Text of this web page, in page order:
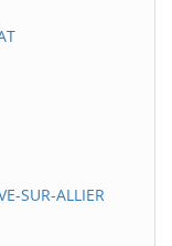
SUR-ALLIER